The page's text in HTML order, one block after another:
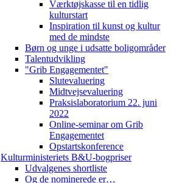
Værktøjskasse til en tidlig
kulturstart
Inspiration til kunst og kultur
med de mindste
Børn og unge i udsatte boligområder
Talentudvikling
"Grib Engagementet"
Slutevaluering
Midtvejsevaluering
Praksislaboratorium 22. juni
2022
Online-seminar om Grib
Engagementet
Opstartskonference
Kulturministeriets B&U-bogpriser
Udvalgenes shortliste
Og de nominerede er…